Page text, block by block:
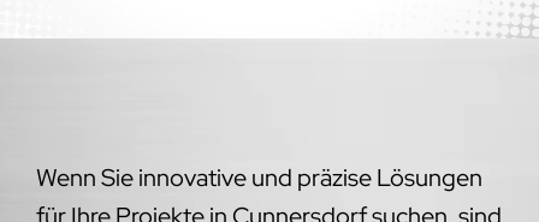
Sie bei HSA MicroTech genau richtig.
Realität umsetzen können.